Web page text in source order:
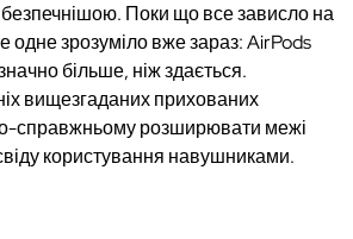
безпечнішою. Поки що все зависло на
одне зрозуміло вже зараз: AirPods
більше, ніж здається.
вищезгаданих прихованих
справжньому розширювати межі
користування навушниками.